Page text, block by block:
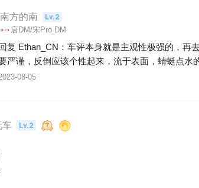
南方的南 Lv.2
唐DM/宋Pro DM
复 Ethan_CN ： 车评本身就是主观性极强的，再
严谨，反倒应该个性起来，流于表面，蜻蜓点水
08-05
车 Lv.2